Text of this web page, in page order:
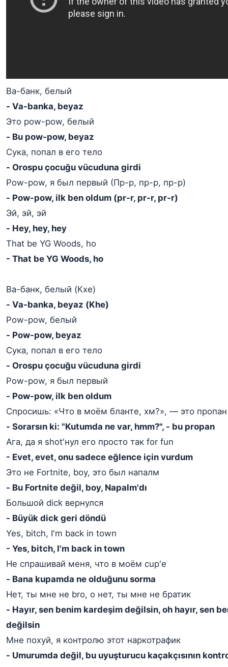
Ва-банк, белый
- Va-banka, beyaz
Это pow-pow, белый
- Bu pow-pow, beyaz
Сука, попал в его тело
- Orospu çocuğu vücuduna girdi
Pow-pow, я был первый (Пр-р, пр-р, пр-р)
- Pow-pow, ilk ben oldum (pr-r, pr-r, pr-r)
Эй, эй, эй
- Hey, hey, hey
That be YG Woods, ho
- That be YG Woods, ho
Ва-банк, белый (Кхе)
- Va-banka, beyaz (Khe)
Pow-pow, белый
- Pow-pow, beyaz
Сука, попал в его тело
- Orospu çocuğu vücuduna girdi
Pow-pow, я был первый
- Pow-pow, ilk ben oldum
Спросишь: «Что в моём бланте, хм?», — это пропан
- Sorarsın ki: "Kutumda ne var, hmm?", - bu propan
Ага, да я shot'нул его просто так for fun
- Evet, evet, onu sadece eğlence için vurdum
Это не Fortnite, boy, это был напалм
- Bu Fortnite değil, boy, Napalm'dı
Большой dick вернулся
- Büyük dick geri döndü
Yes, bitch, I'm back in town
- Yes, bitch, I'm back in town
Не спрашивай меня, что в моём cup'е
- Bana kupamda ne olduğunu sorma
Нет, ты мне не bro, о нет, ты мне не братик
- Hayır, sen benim kardeşim değilsin, oh hayır, sen
değilsin
Мне похуй, я контролю этот наркотрафик
- Umurumda değil, bu uyuşturucu kaçakçısının